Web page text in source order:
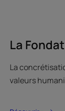
La
La
valeurs